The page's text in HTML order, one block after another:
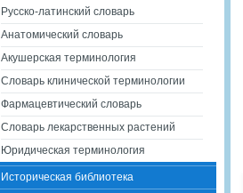
Русско-латинский словарь
Анатомический словарь
Акушерская терминология
Словарь клинической терминологии
Фармацевтический словарь
Словарь лекарственных растений
Юридическая терминология
Историческая библиотека